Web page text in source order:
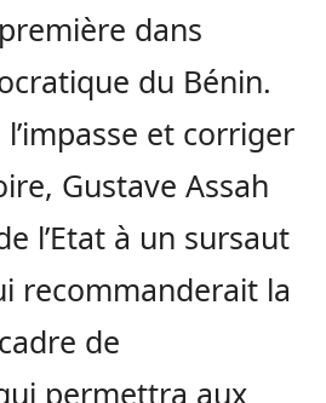
dans
du Bénin.
et corriger
Gustave Assah
l’Etat à un sursaut
recommanderait la
de
permettra aux